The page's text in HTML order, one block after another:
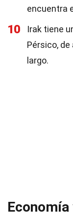
encuentra
10
Irak tiene
Pérsico,
largo.